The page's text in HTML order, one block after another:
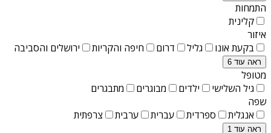
התמחות
קלינית
איזור
בקעת אונו
גליל דרום חיפה והקריות ירושלים והסביבה
ראה עוד 6
מטופל
גיל השלישי
ילדים מבוגרים
מתבגרים
שפה
אנגלית
ספרדית עברית ערבית צרפתית
ראה עוד 1